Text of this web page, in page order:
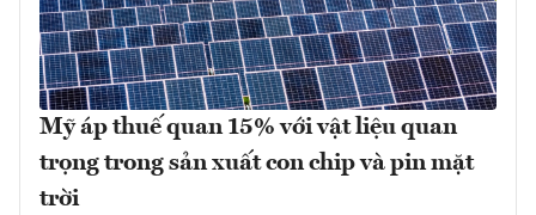
Mỹ áp thuế quan 15% với vật liệu quan
trọng trong sản xuất con chip và pin mặt
trời